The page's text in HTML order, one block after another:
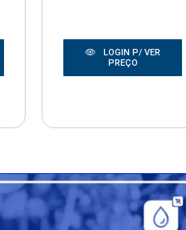
LOGIN P/ VER
PREÇO